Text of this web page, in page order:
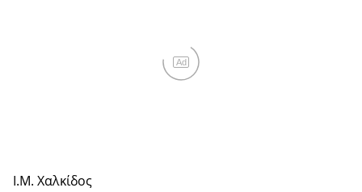
Ad
Ι.Μ. Χαλκίδος